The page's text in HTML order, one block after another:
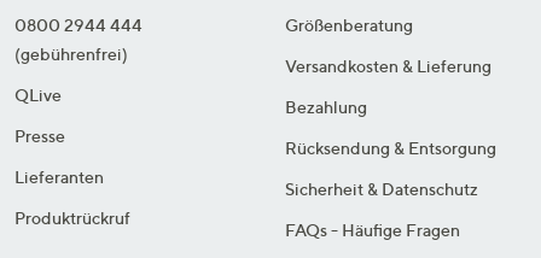
0800 2944 444
(gebührenfrei)
QLive
Presse
Lieferanten
Produktrückruf
Größenberatung
Versandkosten & Lieferung
Bezahlung
Rücksendung & Entsorgung
Sicherheit & Datenschutz
FAQs - Häufige Fragen